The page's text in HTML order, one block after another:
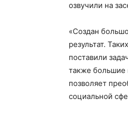
озвучили на
«Создан
результат.
поставили
также большие
позволяет
социальной